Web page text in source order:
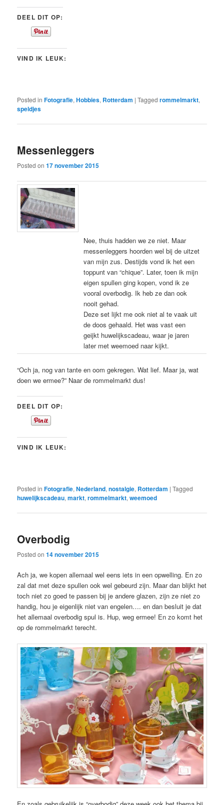
DEEL DIT OP:
VIND IK LEUK:
Posted in Fotografie,Hobbies, Rotterdam |Tagged rommelmarkt,
speldjes
Messenleggers
Posted on17 november 2015
Nee, thuis hadden we ze niet. Maar
messenleggers hoorden wel bij de uitzet
van mijn zus. Destijds vond ik het een
toppunt van “chique”. Later, toen ik mijn
eigen spullen ging kopen, vond ik ze
vooral overbodig. Ik heb ze dan ook
nooit gehad.
Deze set lijkt me ook niet al te vaak uit
de doos gehaald. Het was vast een
geijkt huwelijkscadeau, waar je jaren
later met weemoed naar kijkt.
“Och ja, nog van tante en oom gekregen. Wat lief. Maar ja, wat
doen we ermee?” Naar de rommelmarkt dus!
DEEL DIT OP:
VIND IK LEUK:
Posted in Fotografie,Nederland,nostalgie, Rotterdam |Tagged
huwelijkscadeau,markt,rommelmarkt,weemoed
Overbodig
Posted on14 november 2015
Ach ja, we kopen allemaal wel eens iets in een opwelling. En zo
zal dat met deze spullen ook wel gebeurd zijn. Maar dan blijkt het
toch niet zo goed te passen bij je andere glazen, zijn ze niet zo
handig, hou je eigenlijk niet van engelen…. en dan besluit je dat
het allemaal overbodig spul is. Hup, weg ermee! En zo komt het
op de rommelmarkt terecht.